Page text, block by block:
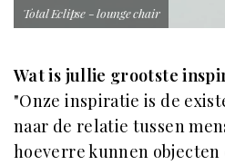
Total Eclipse - lounge chair
Wat is jullie grootste
"Onze inspiratie is de
naar de relatie tussen
hoeverre kunnen